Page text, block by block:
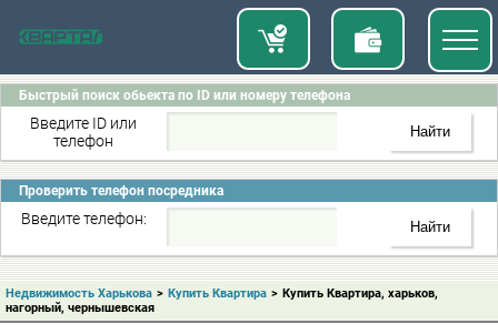
Быстрый поиск обьекта по ID или номеру телефона
Введите ID или
телефон
Проверить телефон посредника
Введите телефон:
Недвижимость Харькова > Купить Квартира > Купить Квартира, харьков,
нагорный, чернышевская